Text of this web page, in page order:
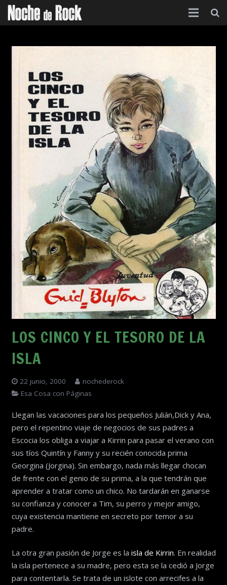
Agenda
Contacto
Acerca de
LOS CINCO Y EL TESORO DE LA
ISLA
22 junio, 2000
nochederock
Esa Cosa con Páginas
Llegan las vacaciones para los pequeños Julián,Dick y Ana,
pero el repentino viaje de negocios de sus padres a
Escocia los obliga a viajar a Kirrin para pasar el verano con
sus tíos Quintín y Fanny y su recién conocida prima
Georgina (Jorgina). Sin embargo, nada más llegar chocan
de frente con el genio de su prima, a la que tendrán que
aprender a tratar como un chico. No tardarán en ganarse
su confianza y conocer a Tim, su perro y mejor amigo,
cuya existencia mantiene en secreto por temor a su
padre.
La otra gran pasión de Jorge es la isla de Kirrin. En realidad
la isla pertenece a su madre, pero esta se la cedió a Jorge
para contentarla. Se trata de un islote con arrecifes a la